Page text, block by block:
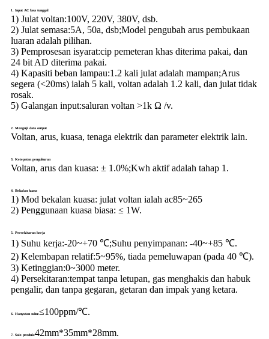
1. Input AC fasa tunggal
1) Julat voltan:100V, 220V, 380V, dsb.
2) Julat semasa:5A, 50a, dsb;Model pengubah arus pembukaan
luaran adalah pilihan.
3) Pemprosesan isyarat:cip pemeteran khas diterima pakai, dan
24 bit AD diterima pakai.
4) Kapasiti beban lampau:1.2 kali julat adalah mampan;Arus
segera (<20ms) ialah 5 kali, voltan adalah 1.2 kali, dan julat tidak
rosak.
5) Galangan input:saluran voltan >1k Ω /v.
2. Menguji data output
Voltan, arus, kuasa, tenaga elektrik dan parameter elektrik lain.
3. Ketepatan pengukuran
Voltan, arus dan kuasa: ± 1.0%;Kwh aktif adalah tahap 1.
4. Bekalan kuasa
1) Mod bekalan kuasa: julat voltan ialah ac85~265
2) Penggunaan kuasa biasa: ≤ 1W.
5. Persekitaran kerja
1) Suhu kerja:-20~+70 ℃;Suhu penyimpanan: -40~+85 ℃.
2) Kelembapan relatif:5~95%, tiada pemeluwapan (pada 40 ℃).
3) Ketinggian:0~3000 meter.
4) Persekitaran:tempat tanpa letupan, gas menghakis dan habuk
pengalir, dan tanpa gegaran, getaran dan impak yang ketara.
6. Hanyutan suhu:≤100ppm/℃.
7. Saiz produk:42mm*35mm*28mm.